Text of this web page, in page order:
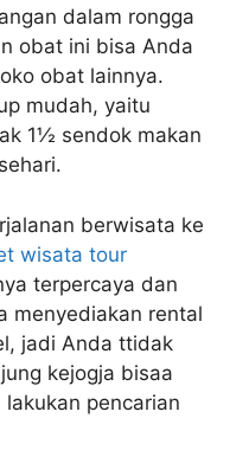
dalam rongga
obat ini bisa Anda
obat lainnya.
mudah, yaitu
1½ sendok makan
berwisata ke
wisata tour
terpercaya dan
menyediakan rental
jadi Anda ttidak
kejogja bisaa
pencarian